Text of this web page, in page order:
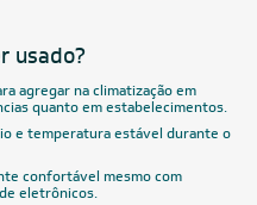
usado?
agregar na climatização em
quanto em estabelecimentos.
e temperatura estável durante o
confortável mesmo com
eletrônicos.